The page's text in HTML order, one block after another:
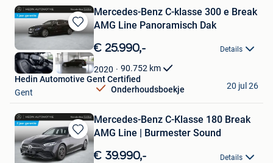
Bewaren
Mijn
Favorieten
Mercedes-Benz C-klasse 300 e Break
AMG Line Panoramisch Dak
€ 25.990,- Details
2020 90.752 km
Onderhoudsboekje
Hedin Automotive Gent Certified
Gent
20 jul 26
Bewaren
in
Mercedes-Benz C-Klasse 180 Break
AMG Line | Burmester Sound
€ 39.990,- Details